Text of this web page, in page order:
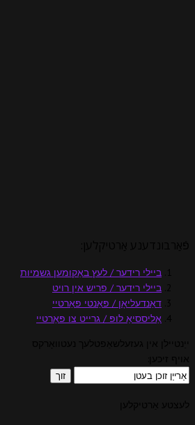
ביילי רידער / לעץ באַקומען גשמיות
ביילי רידער / פריש אין רויט
דאַנדעליאָן / פּאַנטי פּאַרטיי
אַליססיאַ לופּ / גרייט צו פּאַרטיי